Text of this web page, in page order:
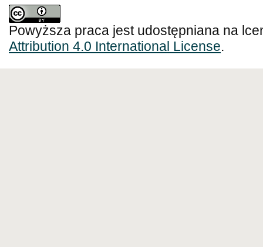
Powyższa praca jest udostępniana na
Attribution 4.0 International License.